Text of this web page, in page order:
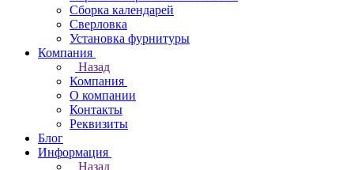
Сборка календарей
Сверловка
Установка фурнитуры
Компания
Назад
Компания
О компании
Контакты
Реквизиты
Блог
Информация
Назад